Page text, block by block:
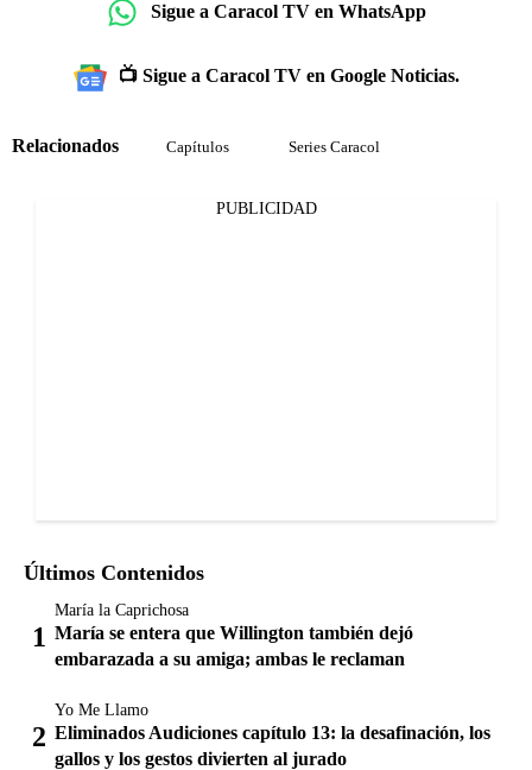
Sigue a Caracol TV en WhatsApp
📺 Sigue a Caracol TV en Google Noticias.
Relacionados Capítulos Series Caracol
PUBLICIDAD
Últimos Contenidos
María la Caprichosa
María se entera que Willington también dejó
embarazada a su amiga; ambas le reclaman
Yo Me Llamo
Eliminados Audiciones capítulo 13: la desafinación, los
gallos y los gestos divierten al jurado